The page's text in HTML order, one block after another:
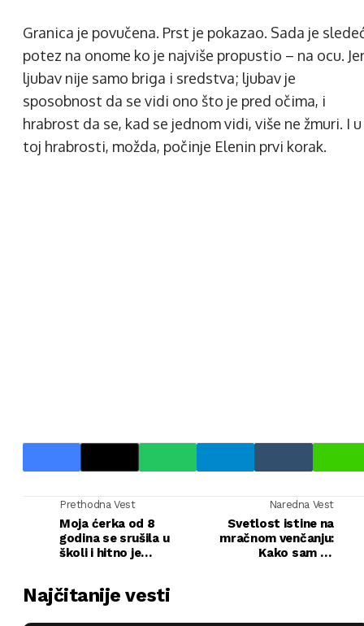
Granica je povučena. Prst je pokazao. Sada je
potez na onome ko je najviše propustio – na ocu. Jer
ljubav nije samo briga i sredstva; ljubav je
sposobnost da se vidi ono što je pred očima, i
hrabrost da se, kad se jednom vidi, više ne žmuri. I u
toj hrabrosti, možda, počinje Elenin prvi korak.
Prethodna Vest
Moja ćerka od 8
godina se srušila u
školi i hitno je
u njenoj sobi me
Naredna Vest
Svetlost istine na
mračnom venčanju:
Kako sam se
Najčitanije vesti